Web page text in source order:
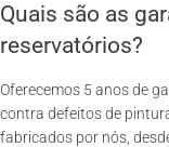
Quais são as
reservatórios?
Oferecemos 5 anos de
contra defeitos de
fabricados por nós,